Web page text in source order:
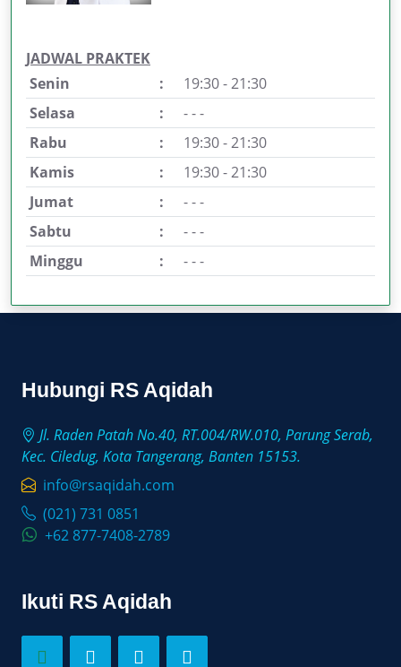
JADWAL PRAKTEK
Senin
:
19:30 - 21:30
Selasa
:
- - -
Rabu
:
19:30 - 21:30
Kamis
:
19:30 - 21:30
Jumat
:
- - -
Sabtu
:
- - -
Minggu
: - - -
Hubungi RS Aqidah
Jl. Raden Patah No.40, RT.004/RW.010, Parung Serab,
Kec. Ciledug, Kota Tangerang, Banten 15153.
info@rsaqidah.com
(021) 731 0851
+62 877-7408-2789
Ikuti RS Aqidah